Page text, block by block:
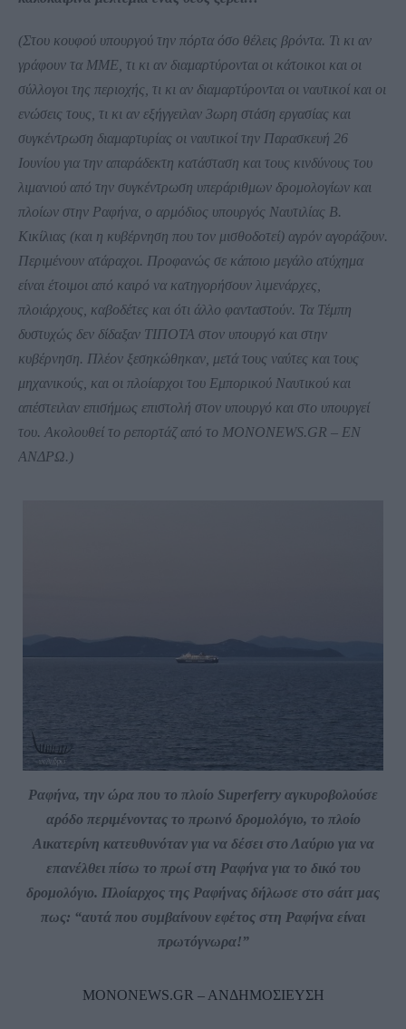
(Στου κουφού υπουργού την πόρτα όσο θέλεις βρόντα. Τι κι αν
γράφουν τα ΜΜΕ, τι κι αν διαμαρτύρονται οι κάτοικοι και οι
σύλλογοι της περιοχής, τι κι αν διαμαρτύρονται οι ναυτικοί και οι
ενώσεις τους, τι κι αν εξήγγειλαν 3ωρη στάση εργασίας και
συγκέντρωση διαμαρτυρίας οι ναυτικοί την Παρασκευή 26
Ιουνίου για την απαράδεκτη κατάσταση και τους κινδύνους του
λιμανιού από την συγκέντρωση υπεράριθμων δρομολογίων και
πλοίων στην Ραφήνα, ο αρμόδιος υπουργός Ναυτιλίας Β.
Κικίλιας (και η κυβέρνηση που τον μισθοδοτεί) αγρόν αγοράζουν.
Περιμένουν ατάραχοι. Προφανώς σε κάποιο μεγάλο ατύχημα
είναι έτοιμοι από καιρό να κατηγορήσουν λιμενάρχες,
πλοιάρχους, καβοδέτες και ότι άλλο φανταστούν. Τα Τέμπη
δυστυχώς δεν δίδαξαν ΤΙΠΟΤΑ στον υπουργό και στην
κυβέρνηση. Πλέον ξεσηκώθηκαν, μετά τους ναύτες και τους
μηχανικούς, και οι πλοίαρχοι του Εμπορικού Ναυτικού και
απέστειλαν επισήμως επιστολή στον υπουργό και στο υπουργεί
του. Ακολουθεί το ρεπορτάζ από το MONONEWS.GR – ΕΝ
ΑΝΔΡΩ.)
Ραφήνα, την ώρα που το πλοίο Superferry αγκυροβολούσε
αρόδο περιμένοντας το πρωινό δρομολόγιο, το πλοίο
Αικατερίνη κατευθυνόταν για να δέσει στο Λαύριο για να
επανέλθει πίσω το πρωί στη Ραφήνα για το δικό του
δρομολόγιο. Πλοίαρχος της Ραφήνας δήλωσε στο σάιτ μας
πως: “αυτά που συμβαίνουν εφέτος στη Ραφήνα είναι
πρωτόγνωρα!”
ΜΟΝΟNEWS.GR – ANΔΗΜΟΣΙΕΥΣΗ